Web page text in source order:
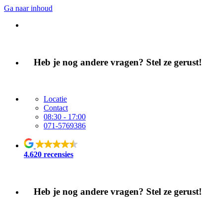
Ga naar inhoud
Heb je nog andere vragen? Stel ze gerust!
Locatie
Contact
08:30 - 17:00
071-5769386
4.620 recensies
Heb je nog andere vragen? Stel ze gerust!